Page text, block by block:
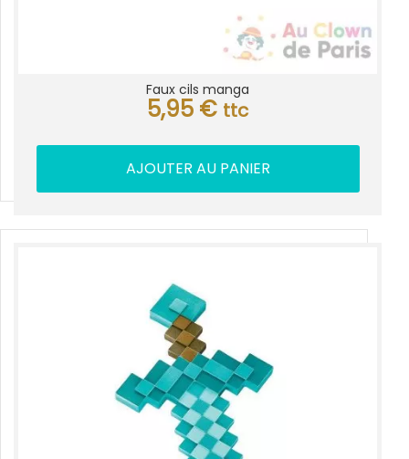
Faux cils manga
5,95 € ttc
AJOUTER AU PANIER